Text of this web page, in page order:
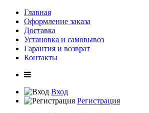
Главная
Оформление заказа
Доставка
Установка и самовывоз
Гарантия и возврат
Контакты
Вход
Регистрация